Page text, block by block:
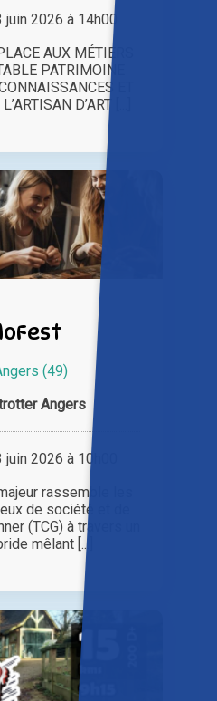
2026 à 14h00
AUX MÉTIERS
PATRIMOINE
ET
D’ART [...]
(49)
Angers
2026 à 10h00
rassemble les
de société et de
(TCG) à travers un
mêlant [...]